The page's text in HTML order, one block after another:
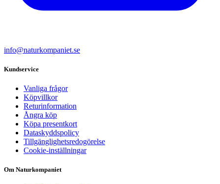
info@naturkompaniet.se
Kundservice
Vanliga frågor
Köpvillkor
Returinformation
Ångra köp
Köpa presentkort
Dataskyddspolicy
Tillgänglighetsredogörelse
Cookie-inställningar
Om Naturkompaniet